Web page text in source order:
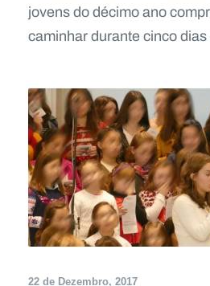
jovens do décimo ano
caminhar durante cinco
22 de Dezembro, 2017